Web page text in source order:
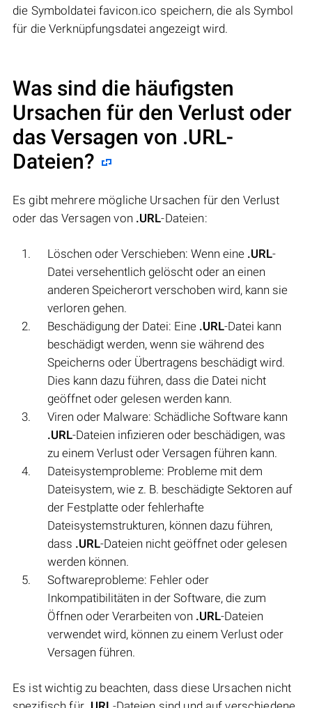
die Symboldatei favicon.ico speichern, die als Symbol
für die Verknüpfungsdatei angezeigt wird.
Was sind die häufigsten
Ursachen für den Verlust oder
das Versagen von .URL-
Dateien?
Es gibt mehrere mögliche Ursachen für den Verlust
oder das Versagen von .URL-Dateien:
Löschen oder Verschieben: Wenn eine .URL-
Datei versehentlich gelöscht oder an einen
anderen Speicherort verschoben wird, kann sie
verloren gehen.
Beschädigung der Datei: Eine .URL-Datei kann
beschädigt werden, wenn sie während des
Speicherns oder Übertragens beschädigt wird.
Dies kann dazu führen, dass die Datei nicht
geöffnet oder gelesen werden kann.
Viren oder Malware: Schädliche Software kann
.URL-Dateien infizieren oder beschädigen, was
zu einem Verlust oder Versagen führen kann.
Dateisystemprobleme: Probleme mit dem
Dateisystem, wie z. B. beschädigte Sektoren auf
der Festplatte oder fehlerhafte
Dateisystemstrukturen, können dazu führen,
dass .URL-Dateien nicht geöffnet oder gelesen
werden können.
Softwareprobleme: Fehler oder
Inkompatibilitäten in der Software, die zum
Öffnen oder Verarbeiten von .URL-Dateien
verwendet wird, können zu einem Verlust oder
Versagen führen.
Es ist wichtig zu beachten, dass diese Ursachen nicht